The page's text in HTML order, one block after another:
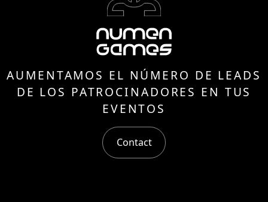
AUMENTAMOS EL NÚMERO DE LEADS
DE LOS PATROCINADORES EN TUS
EVENTOS
Contact